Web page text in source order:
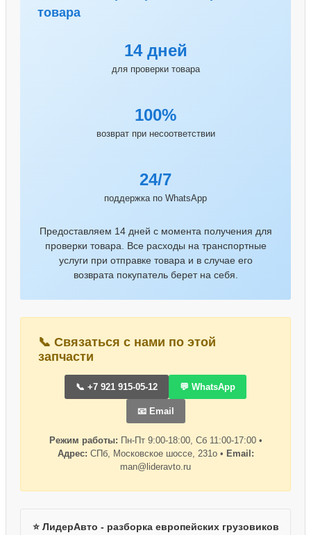
товара
14 дней
для проверки товара
100%
возврат при несоответствии
24/7
поддержка по WhatsApp
Предоставляем 14 дней с момента получения для
проверки товара. Все расходы на транспортные
услуги при отправке товара и в случае его
возврата покупатель берет на себя.
📞 Связаться с нами по этой
запчасти
📞 +7 921 915-05-12 💬 WhatsApp
📧 Email
Режим работы: Пн-Пт 9:00-18:00, Сб 11:00-17:00 •
Адрес: СПб, Московское шоссе, 231о • Email:
man@lideravto.ru
⭐ ЛидерАвто - разборка европейских грузовиков